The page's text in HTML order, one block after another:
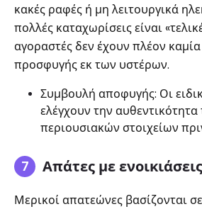
κακές ραφές ή μη λειτουργικά
πολλές καταχωρίσεις είναι
αγοραστές δεν έχουν πλέον
προσφυγής εκ των υστέρων.
Συμβουλή αποφυγής: Οι
ελέγχουν την
περιουσιακών στοιχείων
Απάτες με ενοικιάσεις
Μερικοί απατεώνες βασίζονται